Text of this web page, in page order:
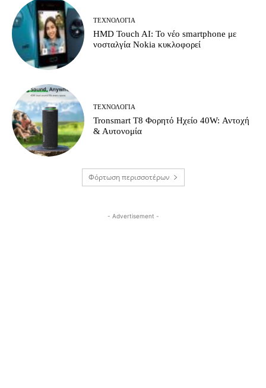
ΤΕΧΝΟΛΟΓΊΑ
HMD Touch AI: Το νέο smartphone με
νοσταλγία Nokia κυκλοφορεί
ΤΕΧΝΟΛΟΓΊΑ
Tronsmart T8 Φορητό Ηχείο 40W: Αντοχή
& Αυτονομία
Φόρτωση περισσοτέρων
- Advertisement -